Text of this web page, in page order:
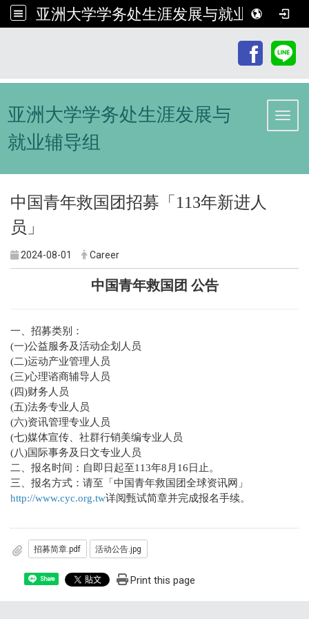
亚洲大学学务处生涯发展与就业辅导组
亚洲大学学务处生涯发展与
就业辅导组
中国青年救国团招募「113年新进人
员」
2024-08-01 Career
中国青年救国团 公告
一、招募类别：
(一)公益服务及活动企划人员
(二)运动产业管理人员
(三)心理谘商辅导人员
(四)财务人员
(五)法务专业人员
(六)资讯管理专业人员
(七)媒体宣传、社群行销美编专业人员
(八)国际事务及日文专业人员
二、报名时间：自即日起至113年8月16日止。
三、报名方式：请至「中国青年救国团全球资讯网」
http://www.cyc.org.tw详阅甄试简章并完成报名手续。
招募简章.pdf 活动公告.jpg
Share Print this page